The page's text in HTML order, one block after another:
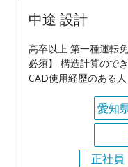
中途 設計
高卒以上 第一種運転
必須】 構造計算ので
CAD使用経歴のある
愛知
正社員